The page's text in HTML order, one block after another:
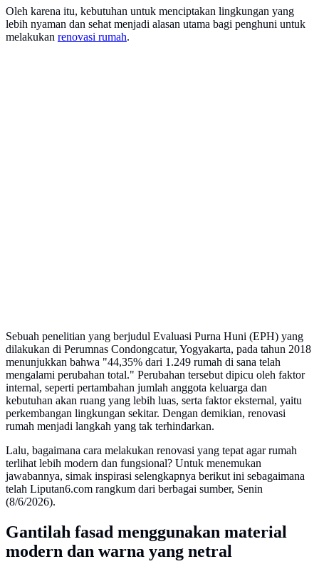
Oleh karena itu, kebutuhan untuk menciptakan lingkungan yang
lebih nyaman dan sehat menjadi alasan utama bagi penghuni untuk
melakukan renovasi rumah.
Sebuah penelitian yang berjudul Evaluasi Purna Huni (EPH) yang
dilakukan di Perumnas Condongcatur, Yogyakarta, pada tahun 2018
menunjukkan bahwa "44,35% dari 1.249 rumah di sana telah
mengalami perubahan total." Perubahan tersebut dipicu oleh faktor
internal, seperti pertambahan jumlah anggota keluarga dan
kebutuhan akan ruang yang lebih luas, serta faktor eksternal, yaitu
perkembangan lingkungan sekitar. Dengan demikian, renovasi
rumah menjadi langkah yang tak terhindarkan.
Lalu, bagaimana cara melakukan renovasi yang tepat agar rumah
terlihat lebih modern dan fungsional? Untuk menemukan
jawabannya, simak inspirasi selengkapnya berikut ini sebagaimana
telah Liputan6.com rangkum dari berbagai sumber, Senin
(8/6/2026).
Gantilah fasad menggunakan material
modern dan warna yang netral